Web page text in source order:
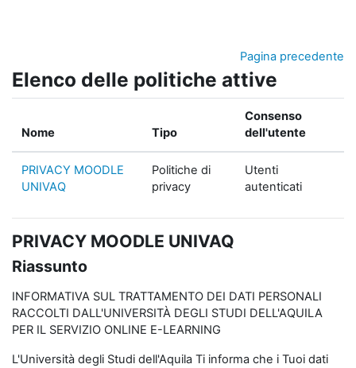
Pagina precedente
Elenco delle politiche attive
Nome Tipo
Consenso
dell'utente
PRIVACY MOODLE
UNIVAQ
Politiche di
privacy
Utenti
autenticati
PRIVACY MOODLE UNIVAQ
Riassunto
INFORMATIVA SUL TRATTAMENTO DEI DATI PERSONALI
RACCOLTI DALL'UNIVERSITÀ DEGLI STUDI DELL'AQUILA
PER IL SERVIZIO ONLINE E-LEARNING
L'Università degli Studi dell'Aquila Ti informa che i Tuoi dati